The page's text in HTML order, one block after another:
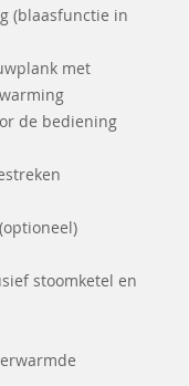
(blaasfunctie in
met
de bediening
stoomketel en